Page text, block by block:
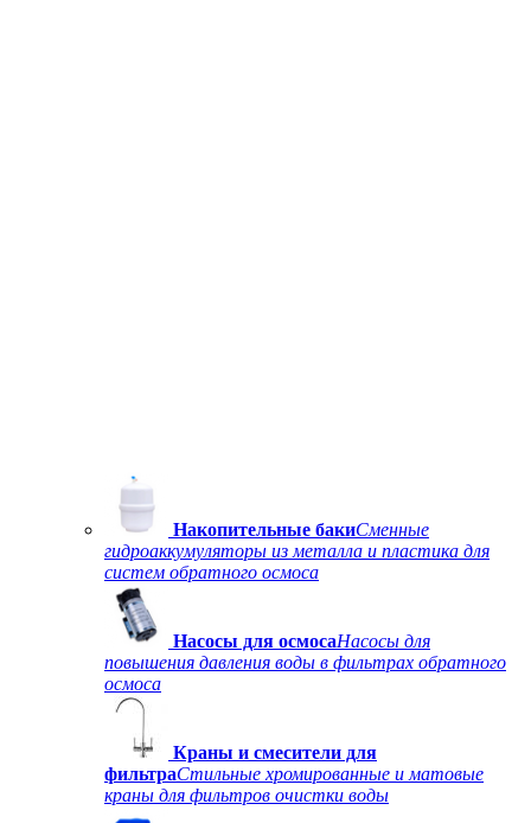
Накопительные бакиСменные
гидроаккумуляторы из металла и пластика для
систем обратного осмоса
Насосы для осмосаНасосы для
повышения давления воды в фильтрах обратного
осмоса
Краны и смесители для
фильтраСтильные хромированные и матовые
краны для фильтров очистки воды